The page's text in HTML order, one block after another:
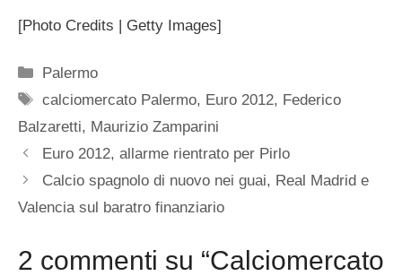
[Photo Credits | Getty Images]
Categorie
Palermo
Tag
calciomercato Palermo, Euro 2012, Federico
Balzaretti, Maurizio Zamparini
Euro 2012, allarme rientrato per Pirlo
Calcio spagnolo di nuovo nei guai, Real Madrid e
Valencia sul baratro finanziario
2 commenti su “Calciomercato